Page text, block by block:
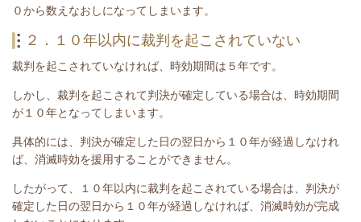
０から数えなおしになってしまいます。
２．１０年以内に裁判を起こされていない
裁判を起こされていなければ、時効期間は５年です。
しかし、裁判を起こされて判決が確定している場合は、時効期間
が１０年となってしまいます。
具体的には、判決が確定した日の翌日から１０年が経過しなけれ
ば、消滅時効を援用することができません。
したがって、１０年以内に裁判を起こされている場合は、 判決が
確定した日の翌日から１０年が経過しなければ、消滅時効が完成